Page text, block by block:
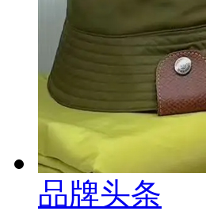
品牌头条